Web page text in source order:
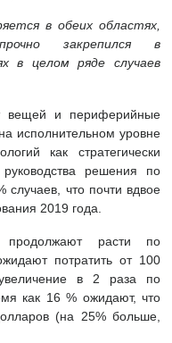
в обеих областях,
закрепился в
в целом ряде случаев
вещей и периферийные
исполнительном уровне
как стратегически
решения по
что почти вдвое
2019 года.
продолжают расти по
потратить от 100
в 2 раза по
как 16 % ожидают, что
(на 25% больше,